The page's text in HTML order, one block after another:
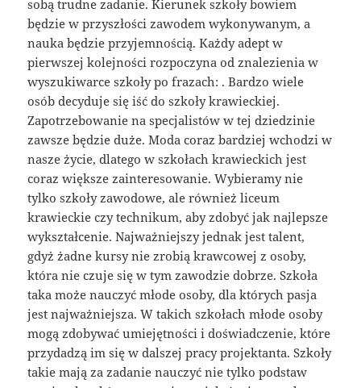
sobą trudne zadanie. Kierunek szkoły bowiem
będzie w przyszłości zawodem wykonywanym, a
nauka będzie przyjemnością. Każdy adept w
pierwszej kolejności rozpoczyna od znalezienia w
wyszukiwarce szkoły po frazach: . Bardzo wiele
osób decyduje się iść do szkoły krawieckiej.
Zapotrzebowanie na specjalistów w tej dziedzinie
zawsze będzie duże. Moda coraz bardziej wchodzi w
nasze życie, dlatego w szkołach krawieckich jest
coraz większe zainteresowanie. Wybieramy nie
tylko szkoły zawodowe, ale również liceum
krawieckie czy technikum, aby zdobyć jak najlepsze
wykształcenie. Najważniejszy jednak jest talent,
gdyż żadne kursy nie zrobią krawcowej z osoby,
która nie czuje się w tym zawodzie dobrze. Szkoła
taka może nauczyć młode osoby, dla których pasja
jest najważniejsza. W takich szkołach młode osoby
mogą zdobywać umiejętności i doświadczenie, które
przydadzą im się w dalszej pracy projektanta. Szkoły
takie mają za zadanie nauczyć nie tylko podstaw